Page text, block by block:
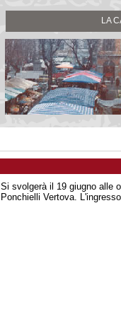
LA
Si svolgerà il 19 giugno alle
Ponchielli Vertova.